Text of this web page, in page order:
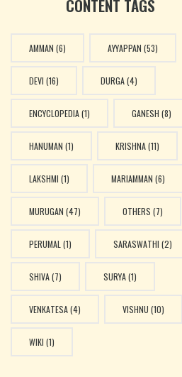
CONTENT TAGS
AMMAN (6) AYYAPPAN (53)
DEVI (16) DURGA(4)
ENCYCLOPEDIA(1) GANESH (8)
HANUMAN (1) KRISHNA(11)
LAKSHMI (1) MARIAMMAN (6)
MURUGAN (47) OTHERS (7)
PERUMAL (1) SARASWATHI (2)
SHIVA(7) SURYA(1)
VENKATESA(4) VISHNU (10)
WIKI (1)